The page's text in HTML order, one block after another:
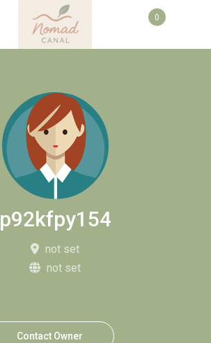
0
p92kfpy154
not set
not set
Contact Owner